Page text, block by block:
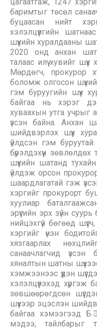
баримтыг төсөл
буцаасан нийт
хэлэлцүүлгийн
шүүхийн хуралдааны
2020 онд анхан
талаас илүү хувийг
Мөрдөгч, прокурор
боломж олгосон
гэм буруугийн шүүх
байгаа нь хэрэг
хуваахын утга учрыг
үзсэн байна. Анхан
шийдвэрлэх шүүх
үйлдсэн гэм
бүрэлдэхүүн
шүүхийн шатанд
үйлдэж орсон
шаардлагатай гэж
хэргийг прокурорт
хуулиар
эрүүгийн эрх зүйн
нийцэхгүй бөгөөд
хэргийг үнэн
хязгаарлах
санаачлагчид
хяналтын шатны
хэмжээнээс үүдэн
хэлэлцүүлэхэд хүргэж
зөвшөөрөгдсөн
шүүхээр эцэслэн
байгаа хэмээгээд
мэдээ, тайлбарыг